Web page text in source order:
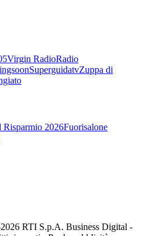
Virgin RadioRadio
SuperguidatvZuppa di
Risparmio 2026Fuorisalone
2026 RTI S.p.A. Business Digital -